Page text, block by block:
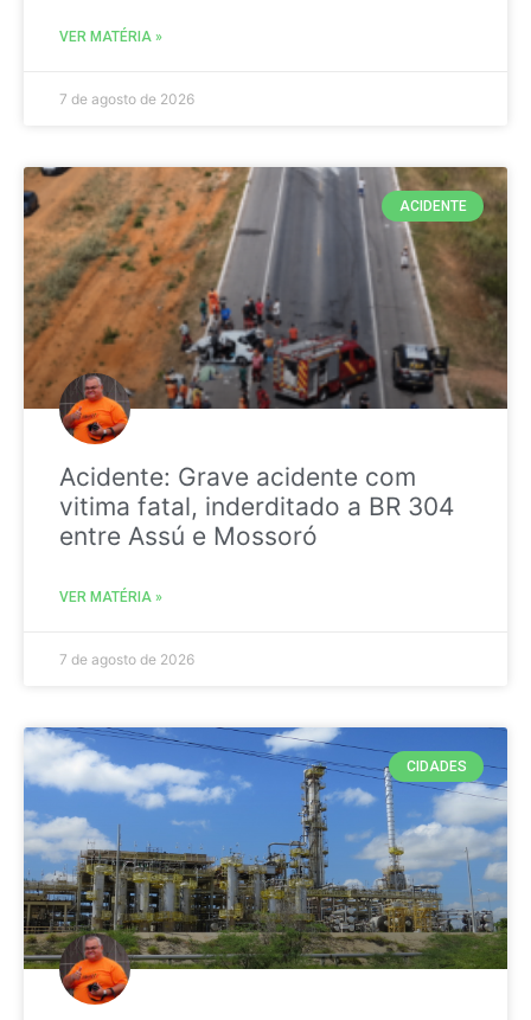
VER MATÉRIA »
7 de agosto de 2026
ACIDENTE
Acidente: Grave acidente com
vitima fatal, inderditado a BR 304
entre Assú e Mossoró
VER MATÉRIA »
7 de agosto de 2026
CIDADES